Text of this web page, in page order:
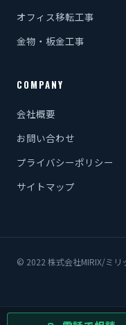
オフィス移転工事
金物・板金工事
COMPANY
会社概要
お問い合わせ
プライバシーポリシー
サイトマップ
© 2022 株式会社MIRIX/ミリ